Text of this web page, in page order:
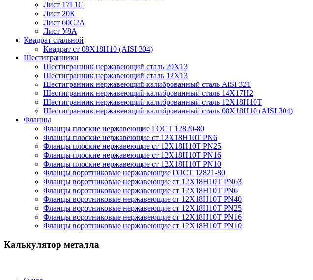
Лист 17Г1С
Лист 20К
Лист 60С2А
Лист У8А
Квадрат стальной
Квадрат ст 08Х18Н10 (AISI 304)
Шестигранники
Шестигранник нержавеющий сталь 20Х13
Шестигранник нержавеющий сталь 12Х13
Шестигранник нержавеющий калиброванный сталь AISI 321
Шестигранник нержавеющий калиброванный сталь 14Х17Н2
Шестигранник нержавеющий калиброванный сталь 12Х18Н10Т
Шестигранник нержавеющий калиброванный сталь 08Х18Н10 (AISI 304)
Фланцы
Фланцы плоские нержавеющие ГОСТ 12820-80
Фланцы плоские нержавеющие ст 12Х18Н10Т PN6
Фланцы плоские нержавеющие ст 12Х18Н10Т PN25
Фланцы плоские нержавеющие ст 12Х18Н10Т PN16
Фланцы плоские нержавеющие ст 12Х18Н10Т PN10
Фланцы воротниковые нержавеющие ГОСТ 12821-80
Фланцы воротниковые нержавеющие ст 12Х18Н10Т PN63
Фланцы воротниковые нержавеющие ст 12Х18Н10Т PN6
Фланцы воротниковые нержавеющие ст 12Х18Н10Т PN40
Фланцы воротниковые нержавеющие ст 12Х18Н10Т PN25
Фланцы воротниковые нержавеющие ст 12Х18Н10Т PN16
Фланцы воротниковые нержавеющие ст 12Х18Н10Т PN10
Калькулятор металла